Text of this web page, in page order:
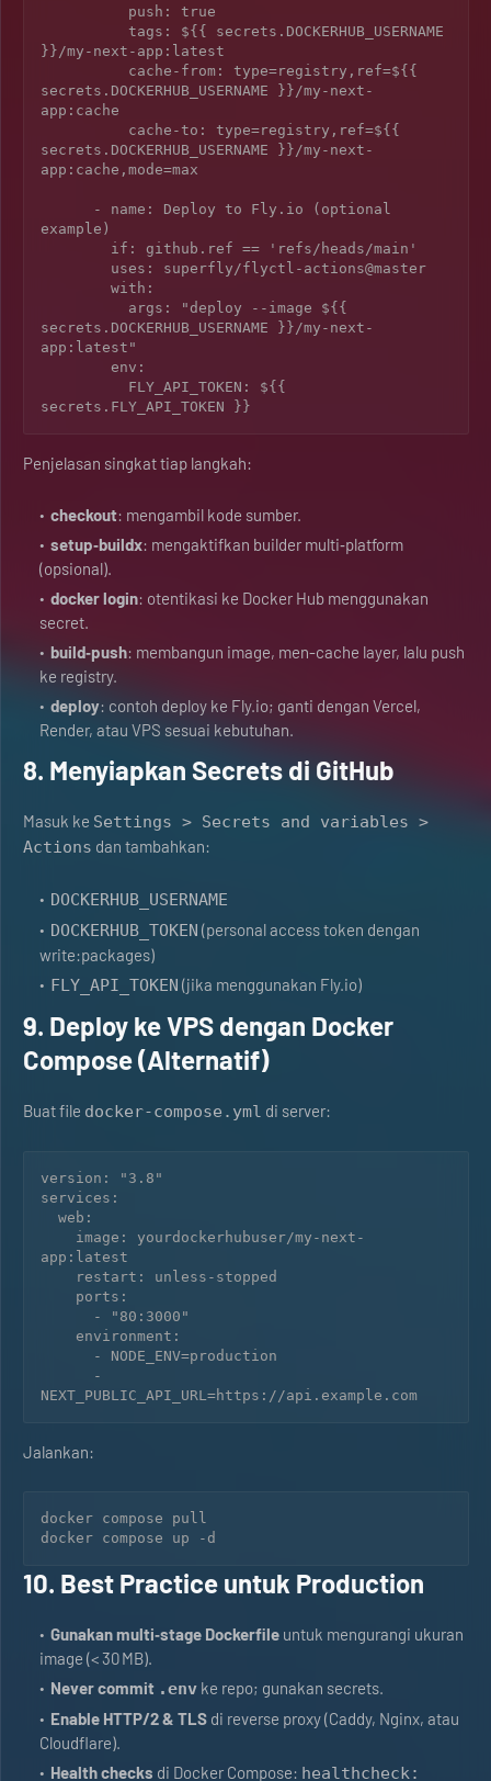
}}/my-next-app:latest
secrets.DOCKERHUB_USERNAME }}/my-next-
app:cache
secrets.DOCKERHUB_USERNAME }}/my-next-
app:cache,mode=max
example)
secrets.DOCKERHUB_USERNAME }}/my-next-
app:latest"
Penjelasan singkat tiap langkah:
checkout: mengambil kode sumber.
setup‑buildx: mengaktifkan builder multi‑platform
(opsional).
docker login: otentikasi ke Docker Hub menggunakan
secret.
build‑push: membangun image, men-cache layer, lalu push
ke registry.
deploy: contoh deploy ke Fly.io; ganti dengan Vercel,
Render, atau VPS sesuai kebutuhan.
8. Menyiapkan Secrets di GitHub
Masuk ke Settings > Secrets and variables >
Actions dan tambahkan:
DOCKERHUB_USERNAME
DOCKERHUB_TOKEN (personal access token dengan
write:packages)
FLY_API_TOKEN (jika menggunakan Fly.io)
9. Deploy ke VPS dengan Docker
Compose (Alternatif)
Buat file docker-compose.yml di server:
version: "3.8"
services:
app:latest
Jalankan:
docker compose pull
docker compose up -d
10. Best Practice untuk Production
Gunakan multi‑stage Dockerfile untuk mengurangi ukuran
image (< 30 MB).
Never commit .env ke repo; gunakan secrets.
Enable HTTP/2 & TLS di reverse proxy (Caddy, Nginx, atau
Cloudflare).
Health checks di Docker Compose: healthcheck: